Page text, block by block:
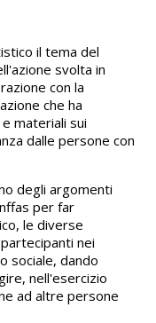
il tema del
svolta in
con la
che ha
materiali sui
dalle persone con
degli argomenti
per far
le diverse
nei
sociale, dando
nell'esercizio
ad altre persone